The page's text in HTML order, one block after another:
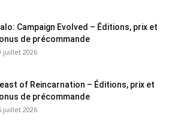
Campaign Evolved – Éditions, prix et
de précommande
juillet 2026
of Reincarnation – Éditions, prix et
de précommande
juillet 2026